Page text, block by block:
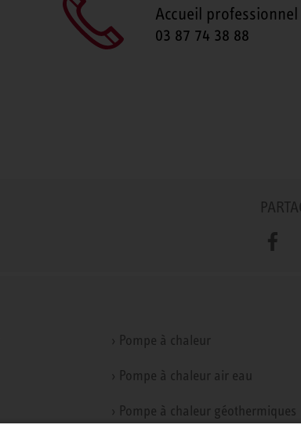
Accueil professionnel
03 87 74 38 88
› Pompe à chaleur
› Pompe à chaleur air eau
› Pompe à chaleur géothermiques